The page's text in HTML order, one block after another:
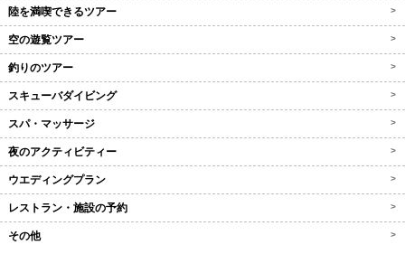
陸を満喫できるツアー >
空の遊覧ツアー >
釣りのツアー >
スキューバダイビング >
スパ・マッサージ >
夜のアクティビティー >
ウエディングプラン >
レストラン・施設の予約 >
その他 >